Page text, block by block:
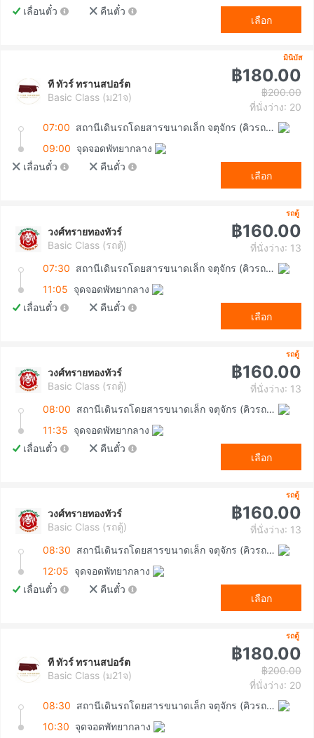
เลื่อนตั๋ว
คืนตั๋ว
เลือก
มินิบัส
ที ทัวร์ ทรานสปอร์ต
Basic Class (ม21จ)
฿180.00
฿200.00
ที่นั่งว่าง: 20
07:00
สถานีเดินรถโดยสารขนาดเล็ก จตุจักร (คิวรถตู้หมอชิต 2)
09:00 จุดจอดพัทยากลาง
เลื่อนตั๋ว
คืนตั๋ว
เลือก
รถตู้
วงศ์ทรายทองทัวร์
Basic Class (รถตู้)
฿160.00
ที่นั่งว่าง: 13
07:30
สถานีเดินรถโดยสารขนาดเล็ก จตุจักร (คิวรถตู้หมอชิต 2)
11:05 จุดจอดพัทยากลาง
เลื่อนตั๋ว
คืนตั๋ว
เลือก
รถตู้
วงศ์ทรายทองทัวร์
Basic Class (รถตู้)
฿160.00
ที่นั่งว่าง: 13
08:00
สถานีเดินรถโดยสารขนาดเล็ก จตุจักร (คิวรถตู้หมอชิต 2)
11:35 จุดจอดพัทยากลาง
เลื่อนตั๋ว
คืนตั๋ว
เลือก
รถตู้
วงศ์ทรายทองทัวร์
Basic Class (รถตู้)
฿160.00
ที่นั่งว่าง: 13
08:30
สถานีเดินรถโดยสารขนาดเล็ก จตุจักร (คิวรถตู้หมอชิต 2)
12:05 จุดจอดพัทยากลาง
เลื่อนตั๋ว
คืนตั๋ว
เลือก
รถตู้
ที ทัวร์ ทรานสปอร์ต
Basic Class (ม21จ)
฿180.00
฿200.00
ที่นั่งว่าง: 20
08:30
สถานีเดินรถโดยสารขนาดเล็ก จตุจักร (คิวรถตู้หมอชิต 2)
10:30 จุดจอดพัทยากลาง